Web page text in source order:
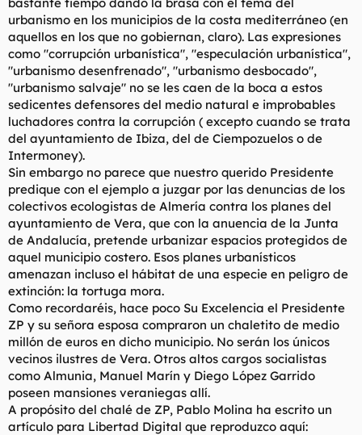
e
l
t
e
m
a
i
o
urbanismo en los municipios de la costa mediterráneo (en
aquellos en los que no gobiernan, claro). Las expresiones
como "corrupción urbanística", "especulación urbanística",
"urbanismo desenfrenado", "urbanismo desbocado",
"urbanismo salvaje" no se les caen de la boca a estos
sedicentes defensores del medio natural e improbables
luchadores contra la corrupción ( excepto cuando se trata
del ayuntamiento de Ibiza, del de Ciempozuelos o de
Intermoney).
Sin embargo no parece que nuestro querido Presidente
predique con el ejemplo a juzgar por las denuncias de los
colectivos ecologistas de Almería contra los planes del
ayuntamiento de Vera, que con la anuencia de la Junta
de Andalucía, pretende urbanizar espacios protegidos de
aquel municipio costero. Esos planes urbanísticos
amenazan incluso el hábitat de una especie en peligro de
extinción: la tortuga mora.
Como recordaréis, hace poco Su Excelencia el Presidente
ZP y su señora esposa compraron un chaletito de medio
millón de euros en dicho municipio. No serán los únicos
vecinos ilustres de Vera. Otros altos cargos socialistas
como Almunia, Manuel Marín y Diego López Garrido
poseen mansiones veraniegas allí.
A propósito del chalé de ZP, Pablo Molina ha escrito un
artículo para Libertad Digital que reproduzco aquí: